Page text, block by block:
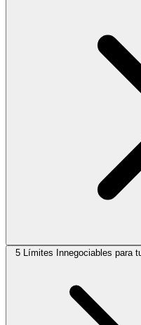
5 Límites Innegociables para